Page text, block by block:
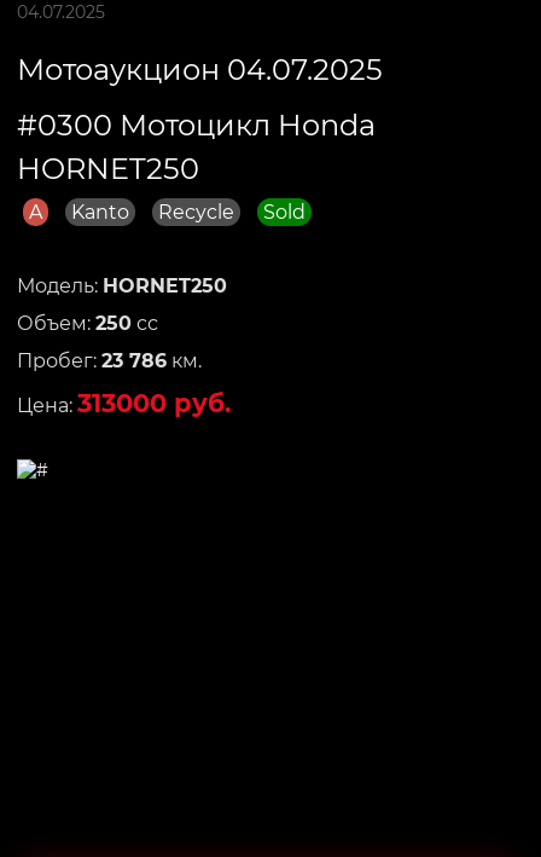
04.07.2025
Мотоаукцион 04.07.2025
#0300 Мотоцикл Honda
HORNET250
A Kanto Recycle Sold
Модель: HORNET250
Объем: 250 сс
Пробег: 23 786 км.
Цена: 313000 руб.